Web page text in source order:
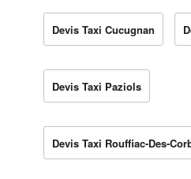
Devis Taxi Cucugnan
Devis Taxi Paziols
Devis Taxi Rouffiac-Des-